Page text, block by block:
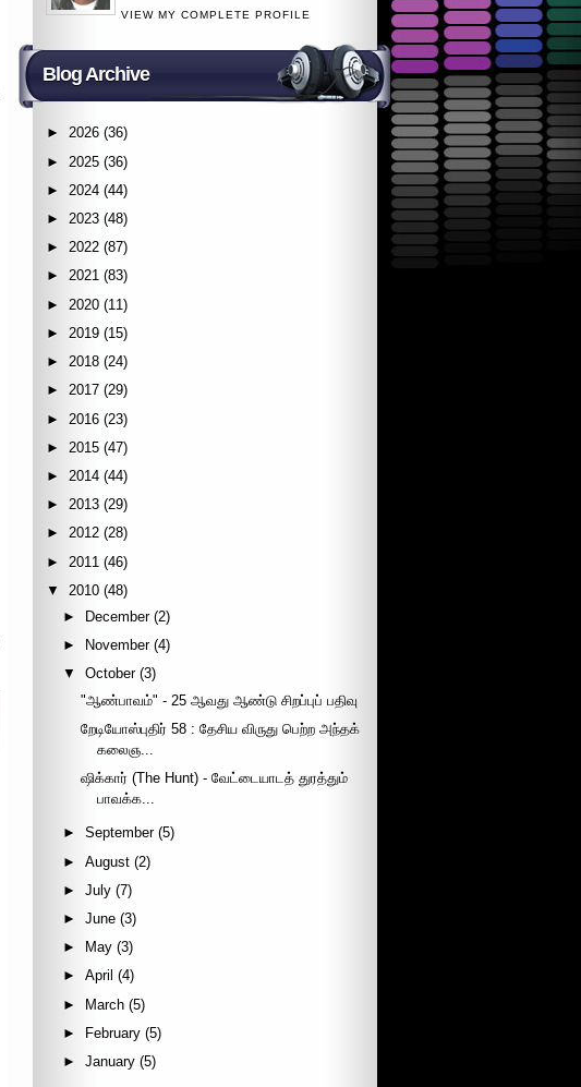
VIEW MY COMPLETE PROFILE
Blog Archive
► 2026 (36)
► 2025 (36)
► 2024 (44)
► 2023 (48)
► 2022 (87)
► 2021 (83)
► 2020 (11)
► 2019 (15)
► 2018 (24)
► 2017 (29)
► 2016 (23)
► 2015 (47)
► 2014 (44)
► 2013 (29)
► 2012 (28)
► 2011 (46)
▼
2010 (48)
►
December (2)
►
November (4)
▼
October (3)
"ஆண்பாவம்" - 25 ஆவது ஆண்டு சிறப்புப் பதிவு
றேடியோஸ்புதிர் 58 : தேசிய விருது பெற்ற அந்தக்
கலைஞ...
ஷிக்கார் (The Hunt) - வேட்டையாடத் துரத்தும்
பாவக்க...
►September (5)
►August (2)
►July (7)
►June (3)
►
May (3)
►April (4)
► March (5)
►
February (5)
►January (5)